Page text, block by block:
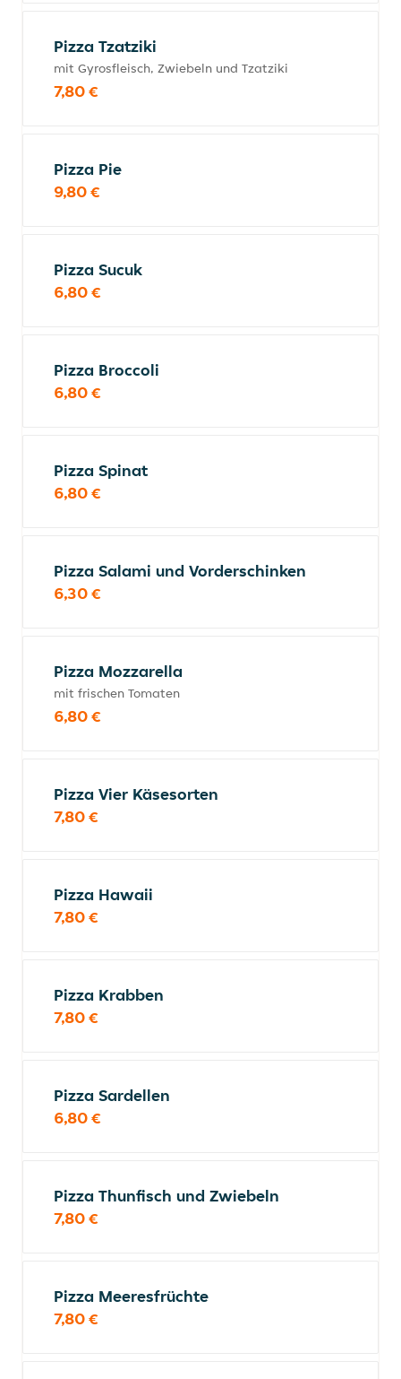
Pizza Tzatziki
mit Gyrosfleisch, Zwiebeln und Tzatziki
7,80 €
Pizza Pie
9,80 €
Pizza Sucuk
6,80 €
Pizza Broccoli
6,80 €
Pizza Spinat
6,80 €
Pizza Salami und Vorderschinken
6,30 €
Pizza Mozzarella
mit frischen Tomaten
6,80 €
Pizza Vier Käsesorten
7,80 €
Pizza Hawaii
7,80 €
Pizza Krabben
7,80 €
Pizza Sardellen
6,80 €
Pizza Thunfisch und Zwiebeln
7,80 €
Pizza Meeresfrüchte
7,80 €